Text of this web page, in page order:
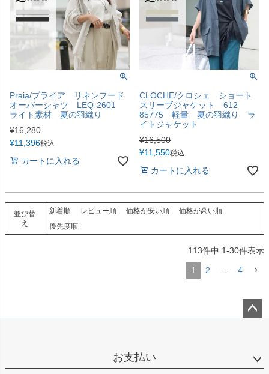
Praia/プライア リネンフード
オーバーシャツ LEQ-2601
ライト素材 夏の羽織り
¥16,280
¥11,396税込
カートに入れる
CLOCHE/クロシェ ショート
スリーブジャケット 612-
85775 軽量 夏の羽織り ラ
イトジャケット
¥16,500
¥11,550税込
カートに入れる
並び替
え
新着順 レビュー順 価格が安い順
価格が高い順
優先度順
113件中 1-30件表示
1 2 4
お支払い